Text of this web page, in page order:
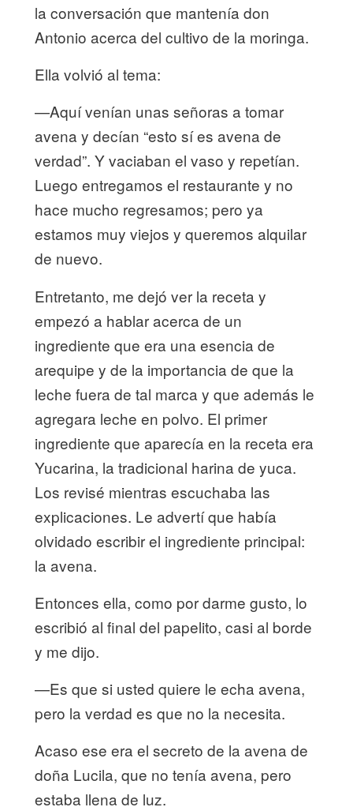
la conversación que mantenía don
Antonio acerca del cultivo de la moringa.
Ella volvió al tema:
—Aquí venían unas señoras a tomar
avena y decían “esto sí es avena de
verdad”. Y vaciaban el vaso y repetían.
Luego entregamos el restaurante y no
hace mucho regresamos; pero ya
estamos muy viejos y queremos alquilar
de nuevo.
Entretanto, me dejó ver la receta y
empezó a hablar acerca de un
ingrediente que era una esencia de
arequipe y de la importancia de que la
leche fuera de tal marca y que además le
agregara leche en polvo. El primer
ingrediente que aparecía en la receta era
Yucarina, la tradicional harina de yuca.
Los revisé mientras escuchaba las
explicaciones. Le advertí que había
olvidado escribir el ingrediente principal:
la avena.
Entonces ella, como por darme gusto, lo
escribió al final del papelito, casi al borde
y me dijo.
—Es que si usted quiere le echa avena,
pero la verdad es que no la necesita.
Acaso ese era el secreto de la avena de
doña Lucila, que no tenía avena, pero
estaba llena de luz.